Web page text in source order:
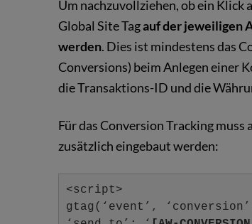
Um nachzuvollziehen, ob ein Klick
Global Site Tagauf der jeweiligen
werden. Dies ist mindestens das
Conversions) beim Anlegen einer
die Transaktions-ID und die
Für das Conversion Tracking
zusätzlich eingebaut werden:
<script>
gtag(‘event’,